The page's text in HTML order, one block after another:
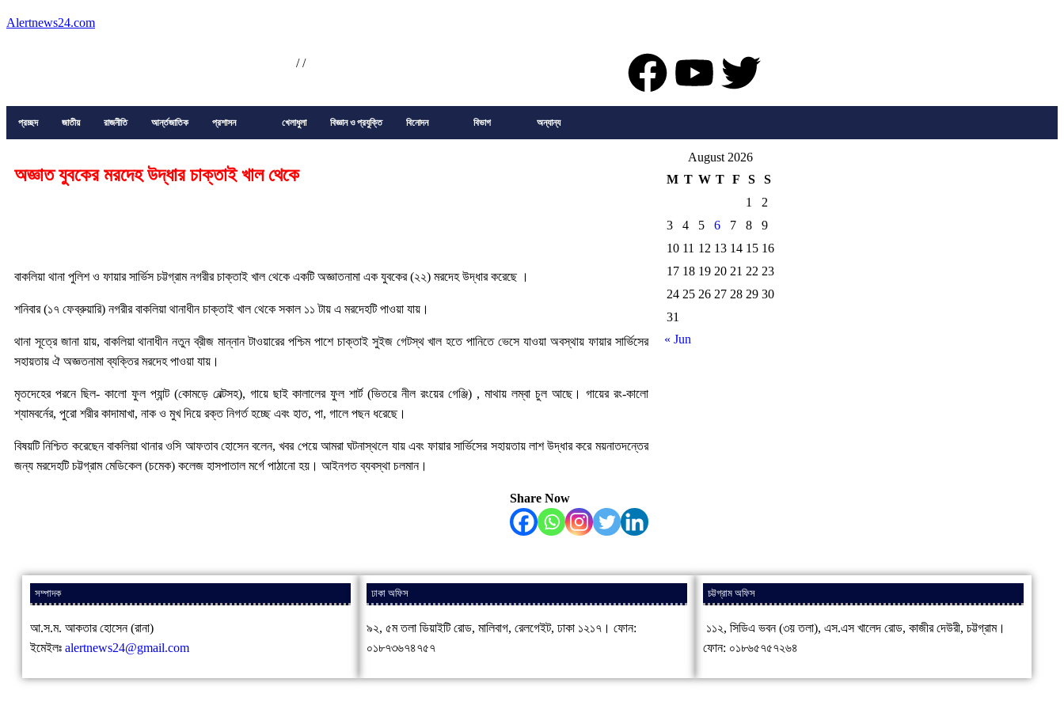
Alertnews24.com
//
প্রচ্ছদ জাতীয় রাজনীতি আর্ন্তজাতিক প্রশাসন খেলাধুলা বিজ্ঞান ও প্রযুক্তি বিনোদন বিভাগ অন্যান্য
অজ্ঞাত যুবকের মরদেহ উদ্ধার চাক্তাই খাল থেকে
বাক‌লিয়া থানা পুলিশ ও ফায়ার সা‌র্ভিস চট্টগ্রাম নগরীর চাক্তাই খাল থেকে একটি অজ্ঞাতনামা এক যুবকের (২২) মরদেহ উদ্ধার করেছে ।
শনিবার (১৭ ফেব্রুয়ারি) নগরীর বাকলিয়া থানাধীন চাক্তাই খাল থেকে সকাল ১১ টায় এ মরদেহটি পাওয়া যায়।
থানা সূত্রে জানা য়ায়, বাকলিয়া থানাধীন নতুন ব্রীজ মান্নান টাওয়ারের পশ্চিম পাশে চাক্তাই সুইজ গেটস্থ খাল হতে পানিতে ভেসে যাওয়া অবস্থায় ফায়ার সার্ভিসের
সহায়তায় ঐ অজ্ঞতনামা ব্যক্তির মরদেহ পাওয়া যায়।
মৃতদেহের পরনে ছিল- কালো ফুল প্যান্ট (কোমড়ে বেল্টসহ), গায়ে ছাই কালালের ফুল শার্ট (ভিতরে নীল রংয়ের গেঞ্জি) , মাথায় লম্বা চুল আছে। গায়ের রং-কালো
শ্যামবর্নের, পুরো শরীর কাদামাখা, নাক ও মুখ দিয়ে রক্ত নিগর্ত হচ্ছে এবং হাত, পা, গালে পছন ধরেছে।
বিষয়টি নিশ্চিত করেছেন বাকলিয়া থানার ও‌সি আফতাব হোসেন বলেন, খবর পেয়ে আমরা ঘটনাস্থলে যায় এবং ফায়ার সার্ভিসের সহায়তায় লাশ উদ্ধার করে ময়নাতদন্তের
জন্য মরদেহটি চট্টগ্রাম মেডিকেল (চমেক) কলেজ হাসপাতাল মর্গে পাঠানো হয়। আইনগত ব্যবস্থা চলমান।
Share Now
August 2026
M T W T F S
S
1
2
3
4 5 6 7 8
9
10 11 12 13 14 15 16
17 18 19 20 21 22 23
24 25 26 27 28 29 30
31
« Jun
সম্পাদক
আ.স.ম. আকতার হোসেন (রানা)
ইমেইলঃ alertnews24@gmail.com
ঢাকা অফিস
৯২, ৫ম তলা ডিয়াইটি রোড, মালিবাগ, রেলগেইট, ঢাকা ১২১৭। ফোন:
০১৮৭৩৬৭৪৭৫৭
চট্টগ্রাম অফিস
১১২, সিডিএ ভবন (৩য় তলা), এস.এস খালেদ রোড, কাজীর দেউরী, চট্টগ্রাম।
ফোন: ০১৮৬৫৭৫৭২৬৪